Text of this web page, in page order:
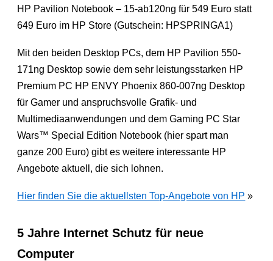
HP Pavilion Notebook – 15-ab120ng für 549 Euro statt
649 Euro im HP Store (Gutschein: HPSPRINGA1)
Mit den beiden Desktop PCs, dem HP Pavilion 550-
171ng Desktop sowie dem sehr leistungsstarken HP
Premium PC HP ENVY Phoenix 860-007ng Desktop
für Gamer und anspruchsvolle Grafik- und
Multimediaanwendungen und dem Gaming PC Star
Wars™ Special Edition Notebook (hier spart man
ganze 200 Euro) gibt es weitere interessante HP
Angebote aktuell, die sich lohnen.
Hier finden Sie die aktuellsten Top-Angebote von HP »
5 Jahre Internet Schutz für neue
Computer